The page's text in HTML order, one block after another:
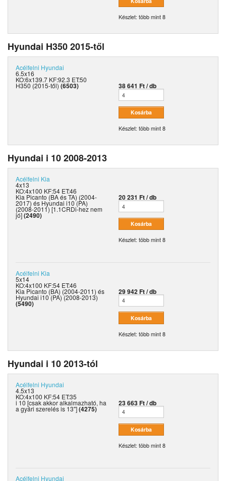
Készlet: több mint 8
Hyundai H350 2015-től
Acélfelni Hyundai
6.5x16
KO:6x139.7 KF:92.3 ET:50
H350 (2015-től) (6503) 38 641 Ft / db
Készlet: több mint 8
Hyundai i 10 2008-2013
Acélfelni Kia
4x13
KO:4x100 KF:54 ET:46
Kia Picanto (BA és TA) (2004-
2017) és Hyundai i10 (PA)
(2008-2011) [1.1CRDi-hez nem
jó](2490)
20 231 Ft / db
Készlet: több mint 8
Acélfelni Kia
5x14
KO:4x100 KF:54 ET:46
Kia Picanto (BA) (2004-2011) és
Hyundai i10 (PA) (2008-2013)
(5490)
29 942 Ft / db
Készlet: több mint 8
Hyundai i 10 2013-tól
Acélfelni Hyundai
4.5x13
KO:4x100 KF:54 ET:35
i 10 [csak akkor alkalmazható, ha
a gyári szerelés is 13"](4275)
23 663 Ft / db
Készlet: több mint 8
Acélfelni Hyundai